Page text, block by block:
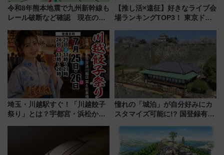
令和8年熊本地震で九州新幹線も
レール破断など確認 現在の運
響
【推し活×遠征】好きなライブ会
場ランキングTOP3！ 東京ドー
由と交通アクセス術、ライブ会
場に何を求める？
埼玉・川越駅すぐ！「川越餃子
祭り」とは？宇都宮・浜松から
憧れの「城泊」が自分好みにカ
スタマイズ可能に!? 国登録有形
にオーダーメイド型の宿泊プラ
ンが誕生！